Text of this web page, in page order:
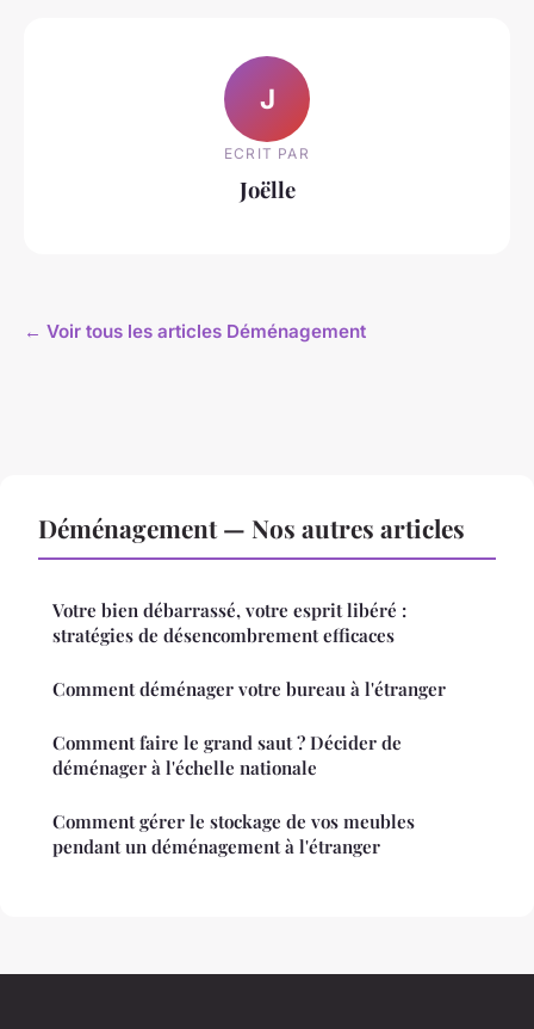
J
ECRIT PAR
Joëlle
← Voir tous les articles Déménagement
Déménagement — Nos autres articles
Votre bien débarrassé, votre esprit libéré :
stratégies de désencombrement efficaces
Comment déménager votre bureau à l'étranger
Comment faire le grand saut ? Décider de
déménager à l'échelle nationale
Comment gérer le stockage de vos meubles
pendant un déménagement à l'étranger